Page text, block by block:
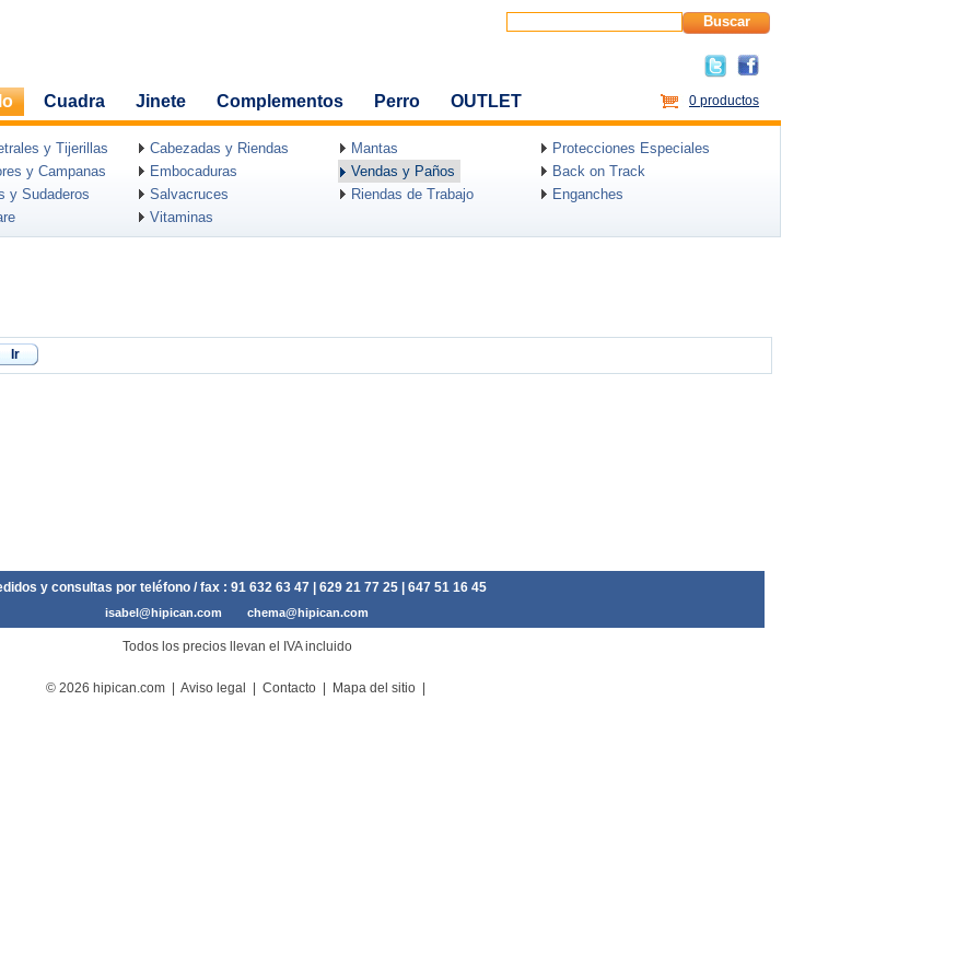
Buscar
Cuadra Jinete Complementos Perro OUTLET 0 productos
y Tijerillas Cabezadas y Riendas Mantas
Protecciones Especiales
y Campanas
Embocaduras Vendas y Paños
Back on Track
y Sudaderos
Salvacruces Riendas de Trabajo
Enganches
Vitaminas
Ir
y consultas por teléfono / fax : 91 632 63 47 | 629 21 77 25 | 647 51 16 45
isabel@hipican.com chema@hipican.com
Todos los precios llevan el IVA incluido
© 2026 hipican.com | Aviso legal Contacto| Mapa del sitio|